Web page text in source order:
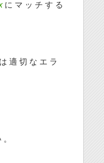
に マ ッ チ す る
適 切 な エ ラ